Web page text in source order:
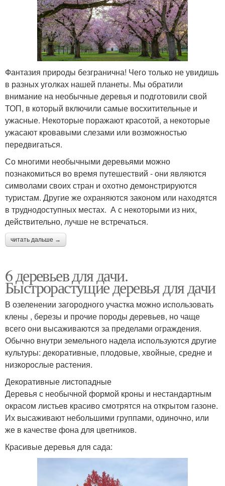
Фантазия природы безгранична! Чего только не увидишь
в разных уголках нашей планеты. Мы обратили
внимание на необычные деревья и подготовили свой
ТОП, в который включили самые восхитительные и
ужасные. Некоторые поражают красотой, а некоторые
ужасают кровавыми слезами или возможностью
передвигаться.
Со многими необычными деревьями можно
познакомиться во время путешествий - они являются
символами своих стран и охотно демонстрируются
туристам. Другие же охраняются законом или находятся
в труднодоступных местах. А с некоторыми из них,
действительно, лучше не встречаться.
читать дальше →
6 деревьев для дачи.
Быстрорастущие деревья для дачи
В озеленении загородного участка можно использовать
клены , березы и прочие породы деревьев, но чаще
всего они высаживаются за пределами ограждения.
Обычно внутри земельного надела используются другие
культуры: декоративные, плодовые, хвойные, средне и
низкорослые растения.
Декоративные листопадные
Деревья с необычной формой кроны и нестандартным
окрасом листьев красиво смотрятся на открытом газоне.
Их высаживают небольшими группами, одиночно, или
же в качестве фона для цветников.
Красивые деревья для сада: